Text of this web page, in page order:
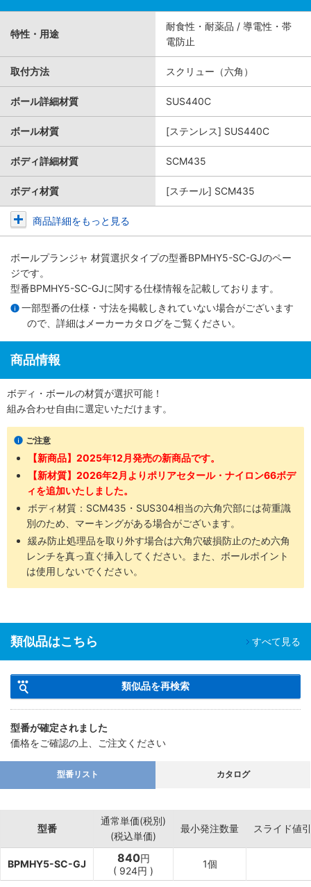
特性・用途
耐食性・耐薬品 / 導電性・帯
電防止
取付方法 スクリュー（六角）
ボール詳細材質 SUS440C
ボール材質 [ステンレス] SUS440C
ボディ詳細材質 SCM435
ボディ材質 [スチール] SCM435
商品詳細をもっと見る
ボールプランジャ 材質選択タイプの型番BPMHY5-SC-GJのペー
ジです。
型番BPMHY5-SC-GJに関する仕様情報を記載しております。
一部型番の仕様・寸法を掲載しきれていない場合がございます
ので、詳細は メーカーカタログをご覧ください。
商品情報
ボディ・ボールの材質が選択可能！
組み合わせ自由に選定いただけます。
ご注意
【新商品】2025年12月発売の新商品です。
【新材質】2026年2月よりポリアセタール・ナイロン66ボデ
ィを追加いたしました。
ボディ材質：SCM435​・SUS304​相当の六角穴部には荷重識
別のため、マーキングがある場合がございます。
緩み防止処理品を取り外す場合は六角穴破損防止のため六角
レンチを真っ直ぐ挿入してください。また、ボールポイント
は使用しないでください。
類似品はこちら すべて見る
類似品を再検索
型番が確定されました
価格をご確認の上、ご注文ください
型番リスト カタログ
型番
通常単価(税別)
(税込単価)
最小発注数量 スライド値引
BPMHY5-SC-GJ 840円
( 924円 )
1個